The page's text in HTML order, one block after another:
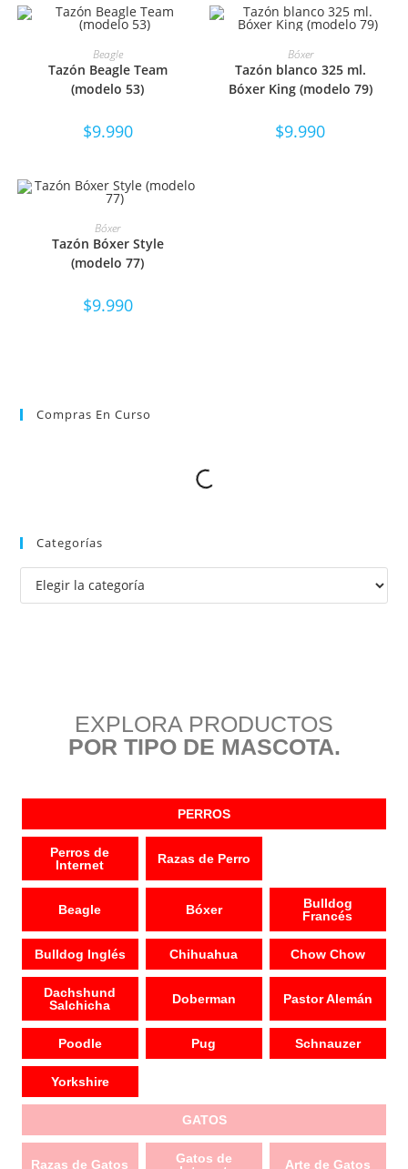
SELECCIONAR OPCIONES
Beagle
Tazón Beagle Team
(modelo 53)
$9.990
SELECCIONAR OPCIONES
Bóxer
Tazón blanco 325 ml.
Bóxer King (modelo 79)
$9.990
SELECCIONAR OPCIONES
Bóxer
Tazón Bóxer Style
(modelo 77)
$9.990
Compras En Curso
Categorías
EXPLORA PRODUCTOS
POR TIPO DE MASCOTA.
PERROS
Perros de
Internet
Razas de Perro
Beagle Bóxer
Bulldog
Francés
Bulldog Inglés Chihuahua Chow Chow
Dachshund
Salchicha
Doberman Pastor Alemán
Poodle Pug Schnauzer
Yorkshire
GATOS
Razas de Gatos
Gatos de
Arte de Gatos